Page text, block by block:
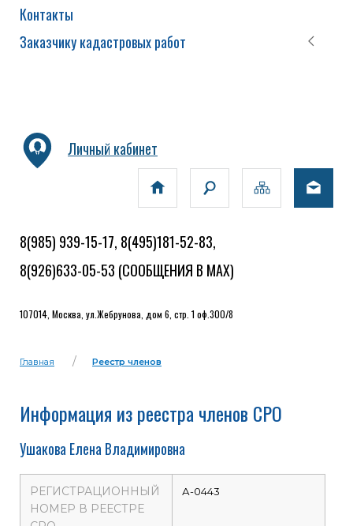
Контакты
Заказчику кадастровых работ
Личный кабинет
8(985) 939-15-17, 8(495)181-52-83,
8(926)633-05-53 (СООБЩЕНИЯ В MAX)
107014, Москва, ул.Жебрунова, дом 6, стр. 1 оф.300/8
Главная Реестр членов
Информация из реестра членов СРО
Ушакова Елена Владимировна
РЕГИСТРАЦИОННЫЙ
НОМЕР В РЕЕСТРЕ
А-0443